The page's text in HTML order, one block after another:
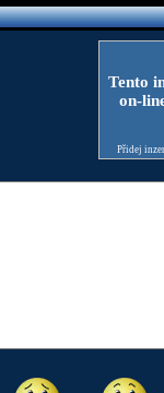
Tento
on-
Přidej